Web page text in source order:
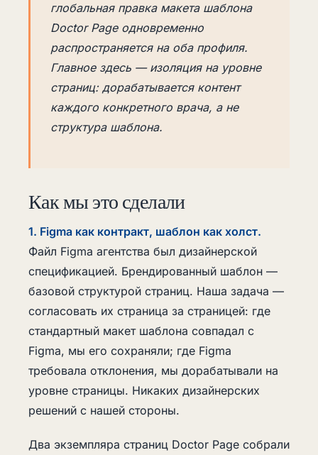
глобальная правка макета шаблона
Doctor Page одновременно
распространяется на оба профиля.
Главное здесь — изоляция на уровне
страниц: дорабатывается контент
каждого конкретного врача, а не
структура шаблона.
Как мы это сделали
1. Figma как контракт, шаблон как холст.
Файл Figma агентства был дизайнерской
спецификацией. Брендированный шаблон —
базовой структурой страниц. Наша задача —
согласовать их страница за страницей: где
стандартный макет шаблона совпадал с
Figma, мы его сохраняли; где Figma
требовала отклонения, мы дорабатывали на
уровне страницы. Никаких дизайнерских
решений с нашей стороны.
Два экземпляра страниц Doctor Page собрали